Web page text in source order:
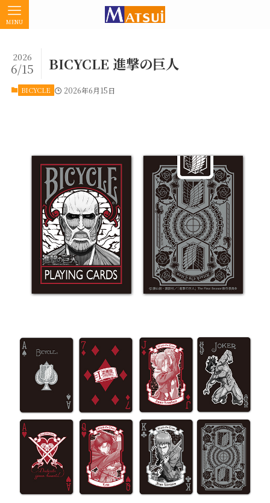
MENU
BICYCLE 進撃の巨人
2026
6/15
BICYCLE 2026年6月15日